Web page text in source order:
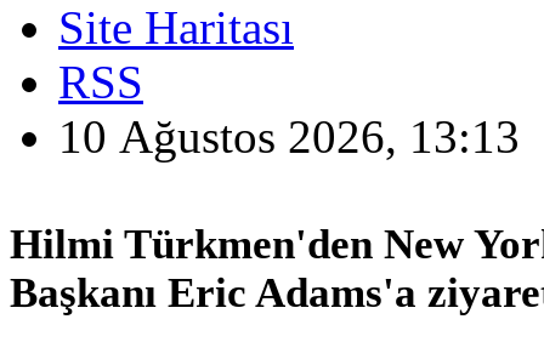
Site Haritası
RSS
10 Ağustos 2026, 13:13
Hilmi Türkmen'den New
Başkanı Eric Adams'a